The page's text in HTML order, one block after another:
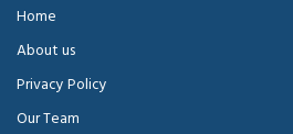
Home
About us
Privacy Policy
Our Team